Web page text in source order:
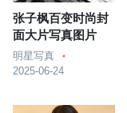
张子枫百变时尚封
面大片写真图片
明星写真
2025-06-24